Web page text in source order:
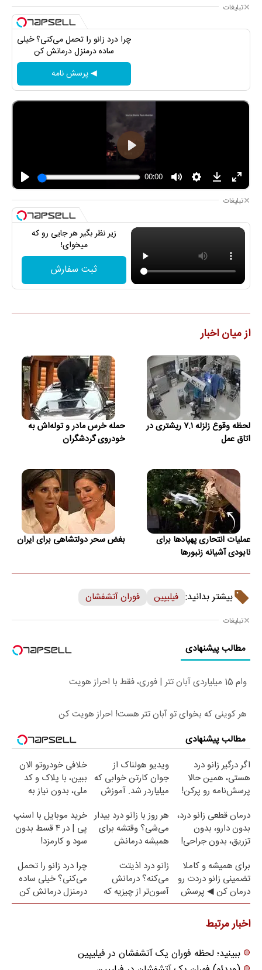
تبلیغات
چرا درد زانو را تحمل می‌کنی؟ خیلی
ساده درمنزل درمانش کن
◀ پرسش نامه
تبلیغات
زیر نظر بگیر هر جایی رو که
میخوای!
ثبت سفارش
از میان اخبار
لحظه وقوع زلزله ۷.۱ ریشتری در
اتاق عمل
حمله خرس مادر و توله‌اش به
خودروی گردشگران
عملیات انتحاری پهپادها برای
نابودی آشیانه زنبورها
بغض سحر دولتشاهی برای ایران
بیشتر بدانید: فیلیپین فوران آتشفشان
تبلیغات
مطالب پیشنهادی
وام 15 میلیاردی آبان تتر | فوری، فقط با احراز هویت
هر کوینی که بخوای تو آبان تتر هست! احراز هویت کن
مطالب پیشنهادی
اگر درگیر زانو درد
هستی، همین حالا
پرسش‌نامه رو پرکن!
ویدیو هولناک از
جوان کارتن خوابی که
میلیاردر شد. آموزش
خلافی خودروتو الان
ببین، با پلاک و کد
ملی، بدون نیاز به
درمان قطعی زانو درد،
بدون دارو، بدون
تزریق، بدون جراحی!
هر روز با زانو درد بیدار
می‌شی؟ وقتشه برای
همیشه درمانش
خرید موبایل با اسنپ
پی | در ۴ قسط بدون
سود و کارمزد!
برای همیشه و کاملا
تضمینی زانو دردت رو
درمان کن ◀ پرسش
نامه ▶
زانو درد اذیتت
می‌کنه؟ درمانش
آسون‌تر از چیزیه که
فکر
چرا درد زانو را تحمل
می‌کنی؟ خیلی ساده
درمنزل درمانش کن
اخبار مرتبط
ببینید؛ لحظه فوران یک آتشفشان در فیلیپین